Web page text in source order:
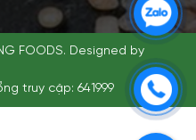
FOODS. Designed by
truy cập: 641999